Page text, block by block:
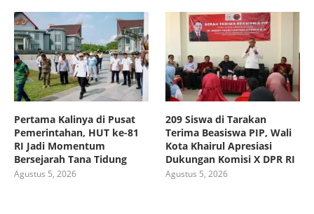
Pertama Kalinya di Pusat
Pemerintahan, HUT ke-81
RI Jadi Momentum
Bersejarah Tana Tidung
Agustus 5, 2026
209 Siswa di Tarakan
Terima Beasiswa PIP, Wali
Kota Khairul Apresiasi
Dukungan Komisi X DPR RI
Agustus 5, 2026